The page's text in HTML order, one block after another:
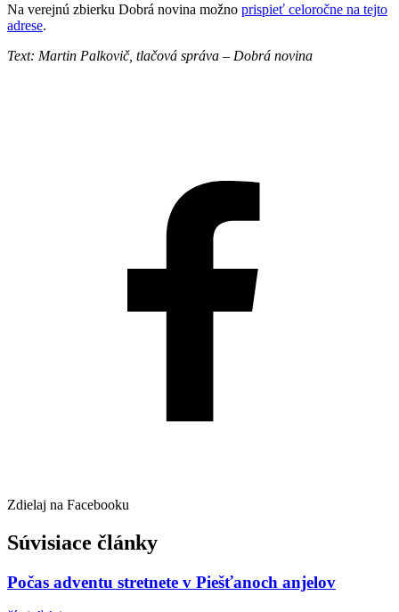
Na verejnú zbierku Dobrá novina možno prispieť celoročne na tejto
adrese.
Text: Martin Palkovič, tlačová správa – Dobrá novina
Zdielaj na Facebooku
Súvisiace články
Počas adventu stretnete v Piešťanoch anjelov